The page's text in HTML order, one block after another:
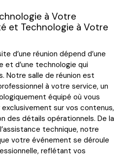
à Votre
et Technologie à Votre
d’une réunion dépend d’une
et d’une technologie qui
Notre salle de réunion est
à votre service, un
équipé où vous
sur vos contenus,
des détails opérationnels. De la
technique, notre
votre événement se déroule
reflétant vos